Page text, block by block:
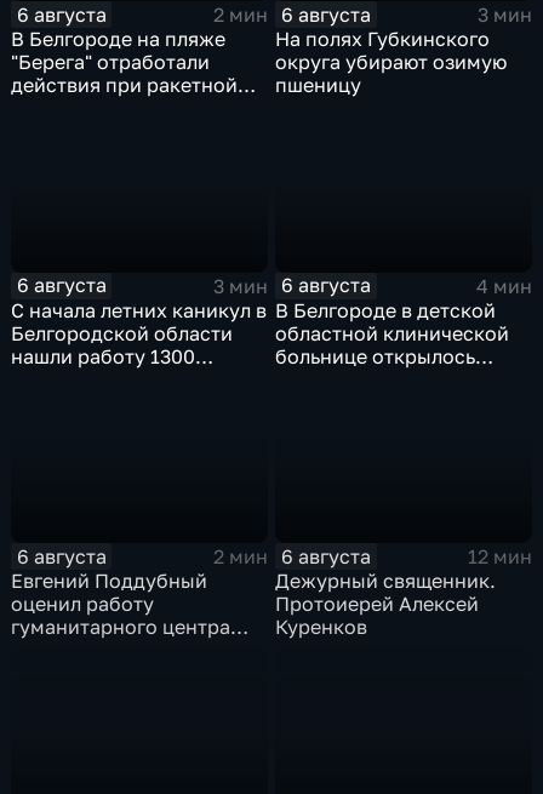
6 августа
2 мин
В Белгороде на пляже
"Берега" отработали
действия при ракетной
6 августа
3 мин
На полях Губкинского
округа убирают озимую
пшеницу
6 августа
3 мин
С начала летних каникул в
Белгородской области
нашли работу 1300
6 августа
4 мин
В Белгороде в детской
областной клинической
больнице открылось
6 августа
2 мин
Евгений Поддубный
оценил работу
гуманитарного центра
6 августа
12 мин
Дежурный священник.
Протоиерей Алексей
Куренков